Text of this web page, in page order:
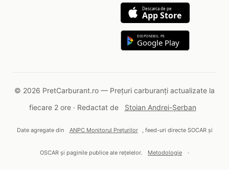
Descarca de pe
App Store
DISPONIBIL PE
Google Play
© 2026 PretCarburant.ro — Prețuri carburanți actualizate la
fiecare 2 ore · Redactat de
Stoian Andrei-Șerban
Date agregate din ANPC Monitorul Prețurilor , feed-uri directe SOCAR și
OSCAR și paginile publice ale rețelelor. Metodologie ·